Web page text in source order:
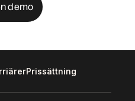
demo
Prissättning